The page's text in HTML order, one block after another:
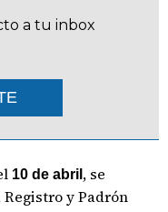
a tu inbox
10 de abril , se
y Padrón